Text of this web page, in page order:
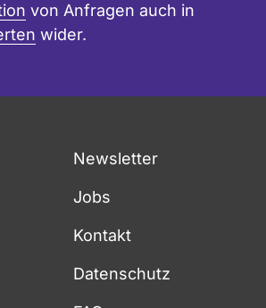
von Anfragen auch in
wider.
Newsletter
Jobs
Kontakt
Datenschutz